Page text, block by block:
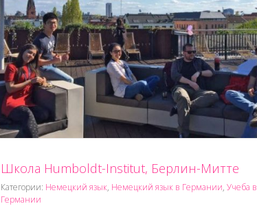
Школа Humboldt-Institut, Берлин-Митте
Категории: Немецкий язык, Немецкий язык в Германии, Учеба в
Германии